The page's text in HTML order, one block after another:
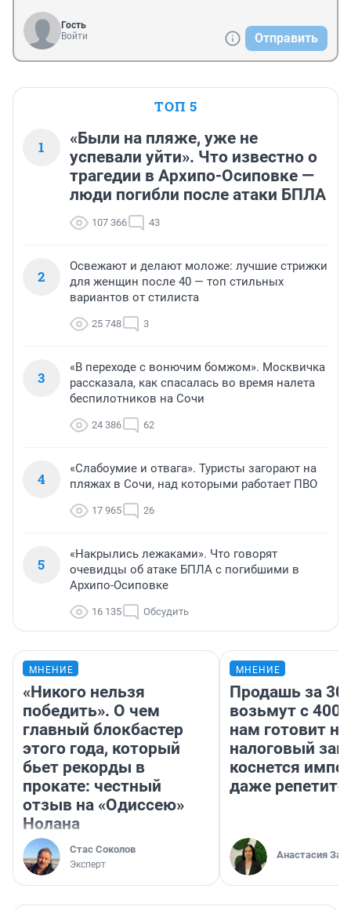
Гость
Войти
Отправить
ТОП 5
1
«Были на пляже, уже не
успевали уйти». Что известно о
трагедии в Архипо-Осиповке —
люди погибли после атаки БПЛА
107 366 43
2
Освежают и делают моложе: лучшие стрижки
для женщин после 40 — топ стильных
вариантов от стилиста
25 748 3
3
«В переходе с вонючим бомжом». Москвичка
рассказала, как спасалась во время налета
беспилотников на Сочи
24 386 62
4
«Слабоумие и отвага». Туристы загорают на
пляжах в Сочи, над которыми работает ПВО
17 965 26
5
«Накрылись лежаками». Что говорят
очевидцы об атаке БПЛА с погибшими в
Архипо-Осиповке
16 135 Обсудить
МНЕНИЕ
«Никого нельзя
победить». О чем
главный блокбастер
этого года, который
бьет рекорды в
прокате: честный
отзыв на «Одиссею»
Нолана
Стас Соколов
Эксперт
МНЕНИЕ
Продашь за
возьмут с
нам готовит
налоговый
коснется
даже
Анастасия